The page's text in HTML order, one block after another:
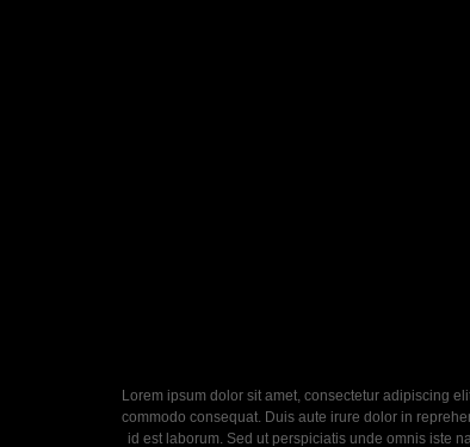
Lorem ipsum dolor sit amet, consectetur adipiscing
commodo consequat. Duis aute irure dolor in
id est laborum. Sed ut perspiciatis unde omnis iste